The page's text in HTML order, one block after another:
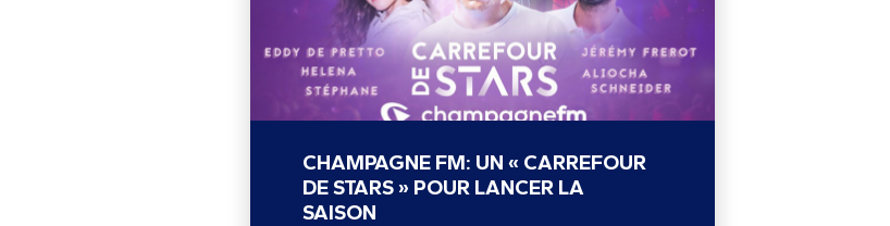
CHAMPAGNE FM: UN « CARREFOUR
DE STARS » POUR LANCER LA
SAISON